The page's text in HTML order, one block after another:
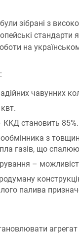
зібрані з
на
чавунних
ККД становить 85%.
з
газів, що
–
палива